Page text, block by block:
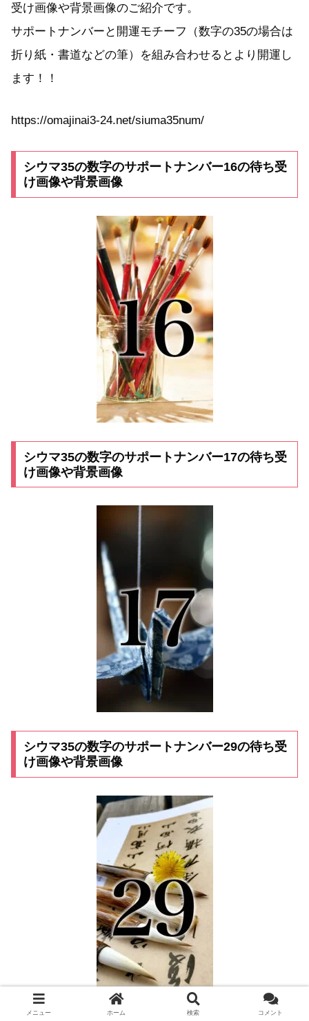
受け画像や背景画像のご紹介です。
サポートナンバーと開運モチーフ（数字の35の場合は
折り紙・書道などの筆）を組み合わせるとより開運し
ます！！
https://omajinai3-24.net/siuma35num/
シウマ35の数字のサポートナンバー16の待ち受
け画像や背景画像
シウマ35の数字のサポートナンバー17の待ち受
け画像や背景画像
シウマ35の数字のサポートナンバー29の待ち受
け画像や背景画像
メニュー ホーム 検索 コメント